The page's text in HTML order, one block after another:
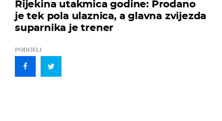
Rijekina utakmica godine: Prodano
je tek pola ulaznica, a glavna zvijezda
suparnika je trener
PODIJELI